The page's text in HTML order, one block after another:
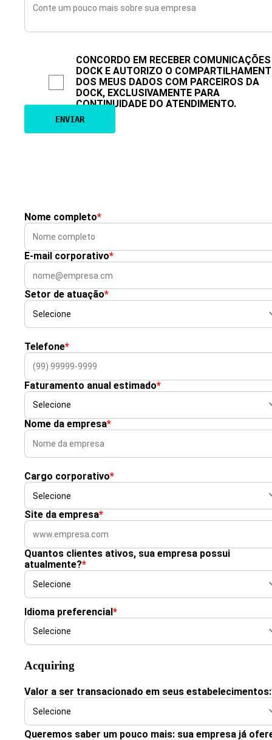
CONCORDO EM RECEBER
DOCK E AUTORIZO O
DOS MEUS DADOS COM PARCEIROS DA
DOCK, EXCLUSIVAMENTE PARA
CONTINUIDADE DO ATENDIMENTO.
Nome completo*
E-mail corporativo*
Setor de atuação*
Telefone*
Faturamento anual estimado*
Nome da empresa*
Cargo corporativo*
Site da empresa*
Quantos clientes ativos, sua empresa possui
atualmente?*
Idioma preferencial*
Acquiring
Valor a ser transacionado em seus estabelecimentos:
Queremos saber um pouco mais: sua empresa já